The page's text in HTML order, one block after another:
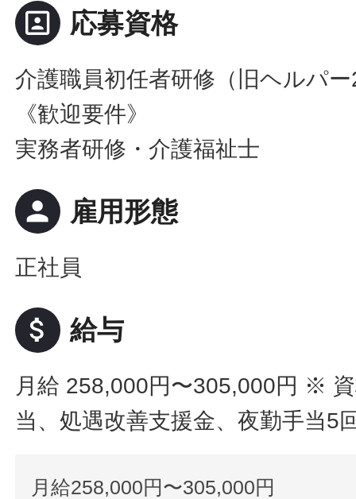
portrait 応募資格
介護職員初任者研修（旧ヘルパ
《歓迎要件》
実務者研修・介護福祉士
person 雇用形態
正社員
attach_money 給与
月給 258,000円〜305,000円 ※ 資
当、処遇改善支援金、夜勤手当5
月給258,000円〜305,000円